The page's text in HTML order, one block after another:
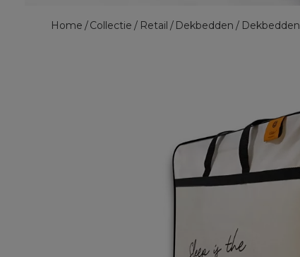
Home Collectie Retail Dekbedden Dekbedden